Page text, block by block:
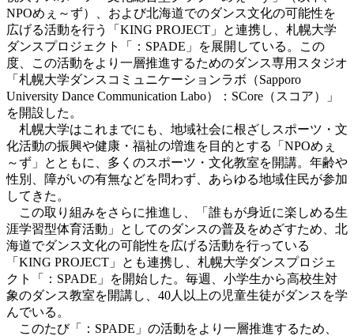
NPOめぇ～ず）、および北海道でのダンス文化の可能性を
広げる活動を行う「KING PROJECT」と連携し、札幌大学
ダンスプロジェクト「：SPADE」を展開している。この
度、この活動をより一層推進するためのダンス専用スタジオ
「札幌大学ダンスコミュニケーションラボ（Sapporo
University Dance Communication Labo）：SCore（スコア）」
を開設した。
札幌大学はこれまでにも、地域社会に根ざしスポーツ・文
化活動の振興や健康・福祉の増進を目的とする「NPOめぇ
～ず」とともに、多くのスポーツ・文化教室を開講。年齢や
性別、障がいの有無などを問わず、あらゆる地域住民が参加
してきた。
この取り組みをさらに推進し、「誰もが身近に楽しめる生
涯学習型体育活動」としてのダンスの普及をめざすため、北
海道でダンス文化の可能性を広げる活動を行っている
「KING PROJECT」とも連携し、札幌大学ダンスプロジェ
クト「：SPADE」を開始した。毎週、小学生から高校生対
象のダンス教室を開講し、40人以上の児童生徒がダンスを学
んでいる。
このたび「：SPADE」の活動をより一層推進するため、